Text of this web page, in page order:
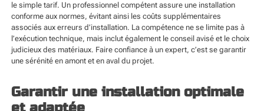
le simple tarif. Un professionnel compétent assure une installation
conforme aux normes, évitant ainsi les coûts supplémentaires
associés aux erreurs d’installation. La compétence ne se limite pas à
l’exécution technique, mais inclut également le conseil avisé et le choix
judicieux des matériaux. Faire confiance à un expert, c’est se garantir
une sérénité en amont et en aval du projet.
Garantir une installation optimale